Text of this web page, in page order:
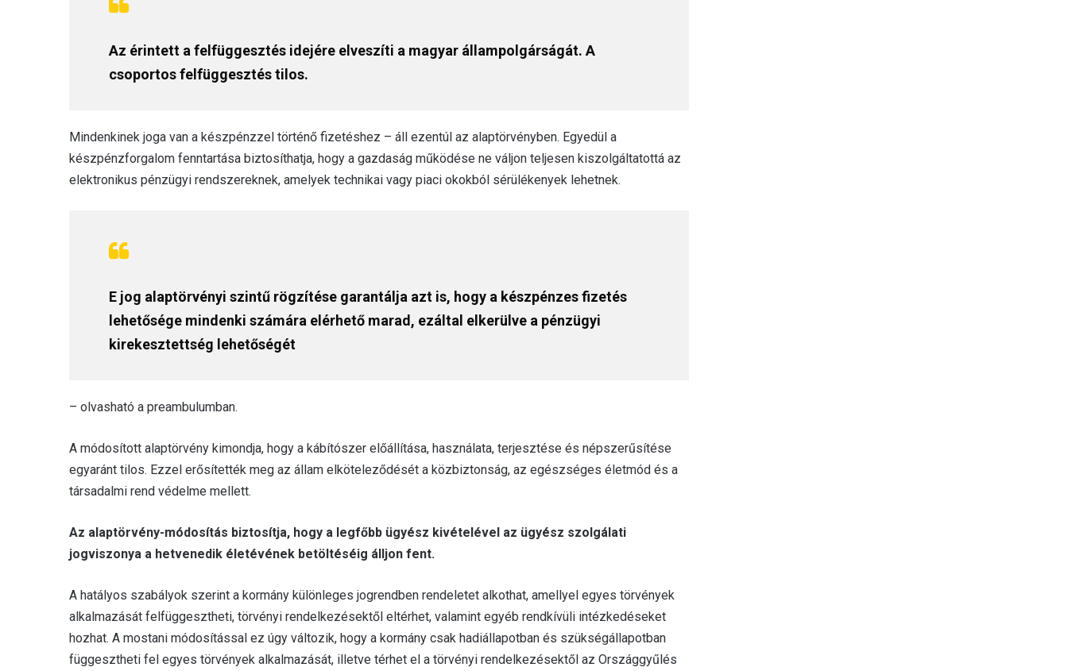
Az érintett a felfüggesztés idejére elveszíti a magyar állampolgárságát. A
csoportos felfüggesztés tilos.
Mindenkinek joga van a készpénzzel történő fizetéshez – áll ezentúl az alaptörvényben. Egyedül a
készpénzforgalom fenntartása biztosíthatja, hogy a gazdaság működése ne váljon teljesen kiszolgáltatottá az
elektronikus pénzügyi rendszereknek, amelyek technikai vagy piaci okokból sérülékenyek lehetnek.
E jog alaptörvényi szintű rögzítése garantálja azt is, hogy a készpénzes fizetés
lehetősége mindenki számára elérhető marad, ezáltal elkerülve a pénzügyi
kirekesztettség lehetőségét
– olvasható a preambulumban.
A módosított alaptörvény kimondja, hogy a kábítószer előállítása, használata, terjesztése és népszerűsítése
egyaránt tilos. Ezzel erősítették meg az állam elköteleződését a közbiztonság, az egészséges életmód és a
társadalmi rend védelme mellett.
Az alaptörvény-módosítás biztosítja, hogy a legfőbb ügyész kivételével az ügyész szolgálati
jogviszonya a hetvenedik életévének betöltéséig álljon fent.
A hatályos szabályok szerint a kormány különleges jogrendben rendeletet alkothat, amellyel egyes törvények
alkalmazását felfüggesztheti, törvényi rendelkezésektől eltérhet, valamint egyéb rendkívüli intézkedéseket
hozhat. A mostani módosítással ez úgy változik, hogy a kormány csak hadiállapotban és szükségállapotban
függesztheti fel egyes törvények alkalmazását, illetve térhet el a törvényi rendelkezésektől az Országgyűlés